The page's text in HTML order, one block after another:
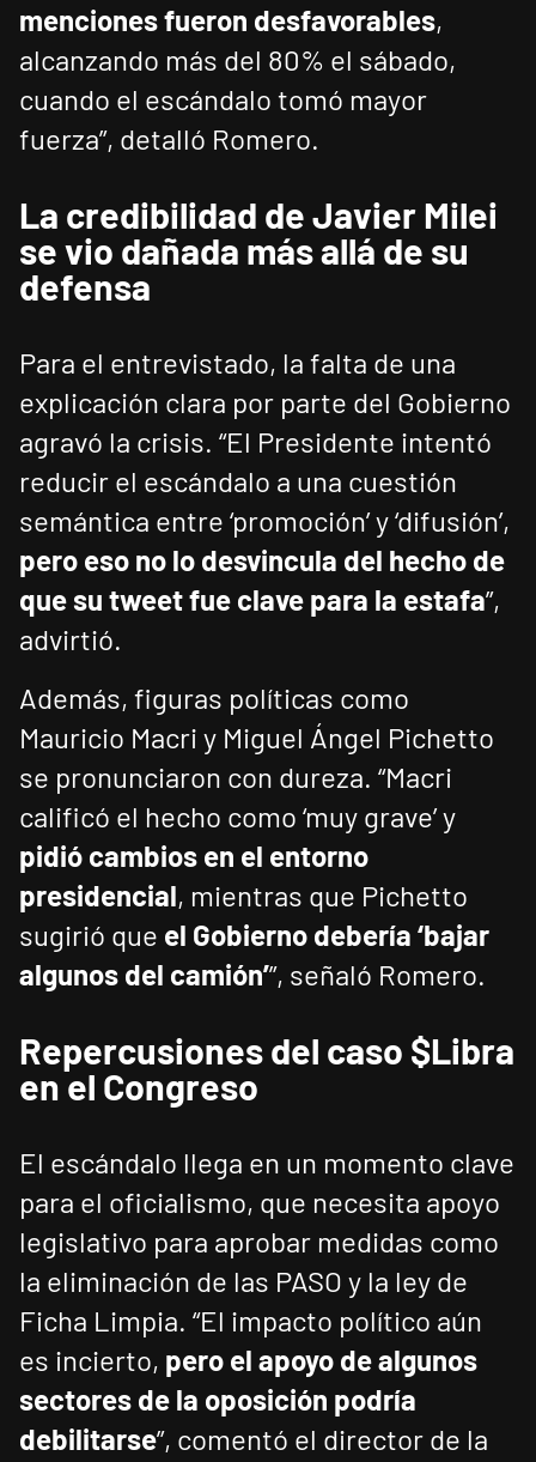
menciones fueron desfavorables,
alcanzando más del 80% el sábado,
cuando el escándalo tomó mayor
fuerza”, detalló Romero.
La credibilidad de Javier Milei
se vio dañada más allá de su
defensa
Para el entrevistado, la falta de una
explicación clara por parte del Gobierno
agravó la crisis. “El Presidente intentó
reducir el escándalo a una cuestión
semántica entre ‘promoción’ y ‘difusión’,
pero eso no lo desvincula del hecho de
que su tweet fue clave para la estafa”,
advirtió.
Además, figuras políticas como
Mauricio Macri y Miguel Ángel Pichetto
se pronunciaron con dureza. “Macri
calificó el hecho como ‘muy grave’ y
pidió cambios en el entorno
presidencial, mientras que Pichetto
sugirió que el Gobierno debería ‘bajar
algunos del camión’”, señaló Romero.
Repercusiones del caso $Libra
en el Congreso
El escándalo llega en un momento clave
para el oficialismo, que necesita apoyo
legislativo para aprobar medidas como
la eliminación de las PASO y la ley de
Ficha Limpia. “El impacto político aún
es incierto, pero el apoyo de algunos
sectores de la oposición podría
debilitarse”, comentó el director de la